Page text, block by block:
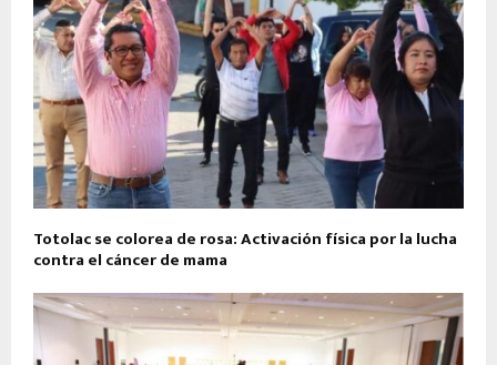
Totolac se colorea de rosa: Activación física por la lucha
contra el cáncer de mama